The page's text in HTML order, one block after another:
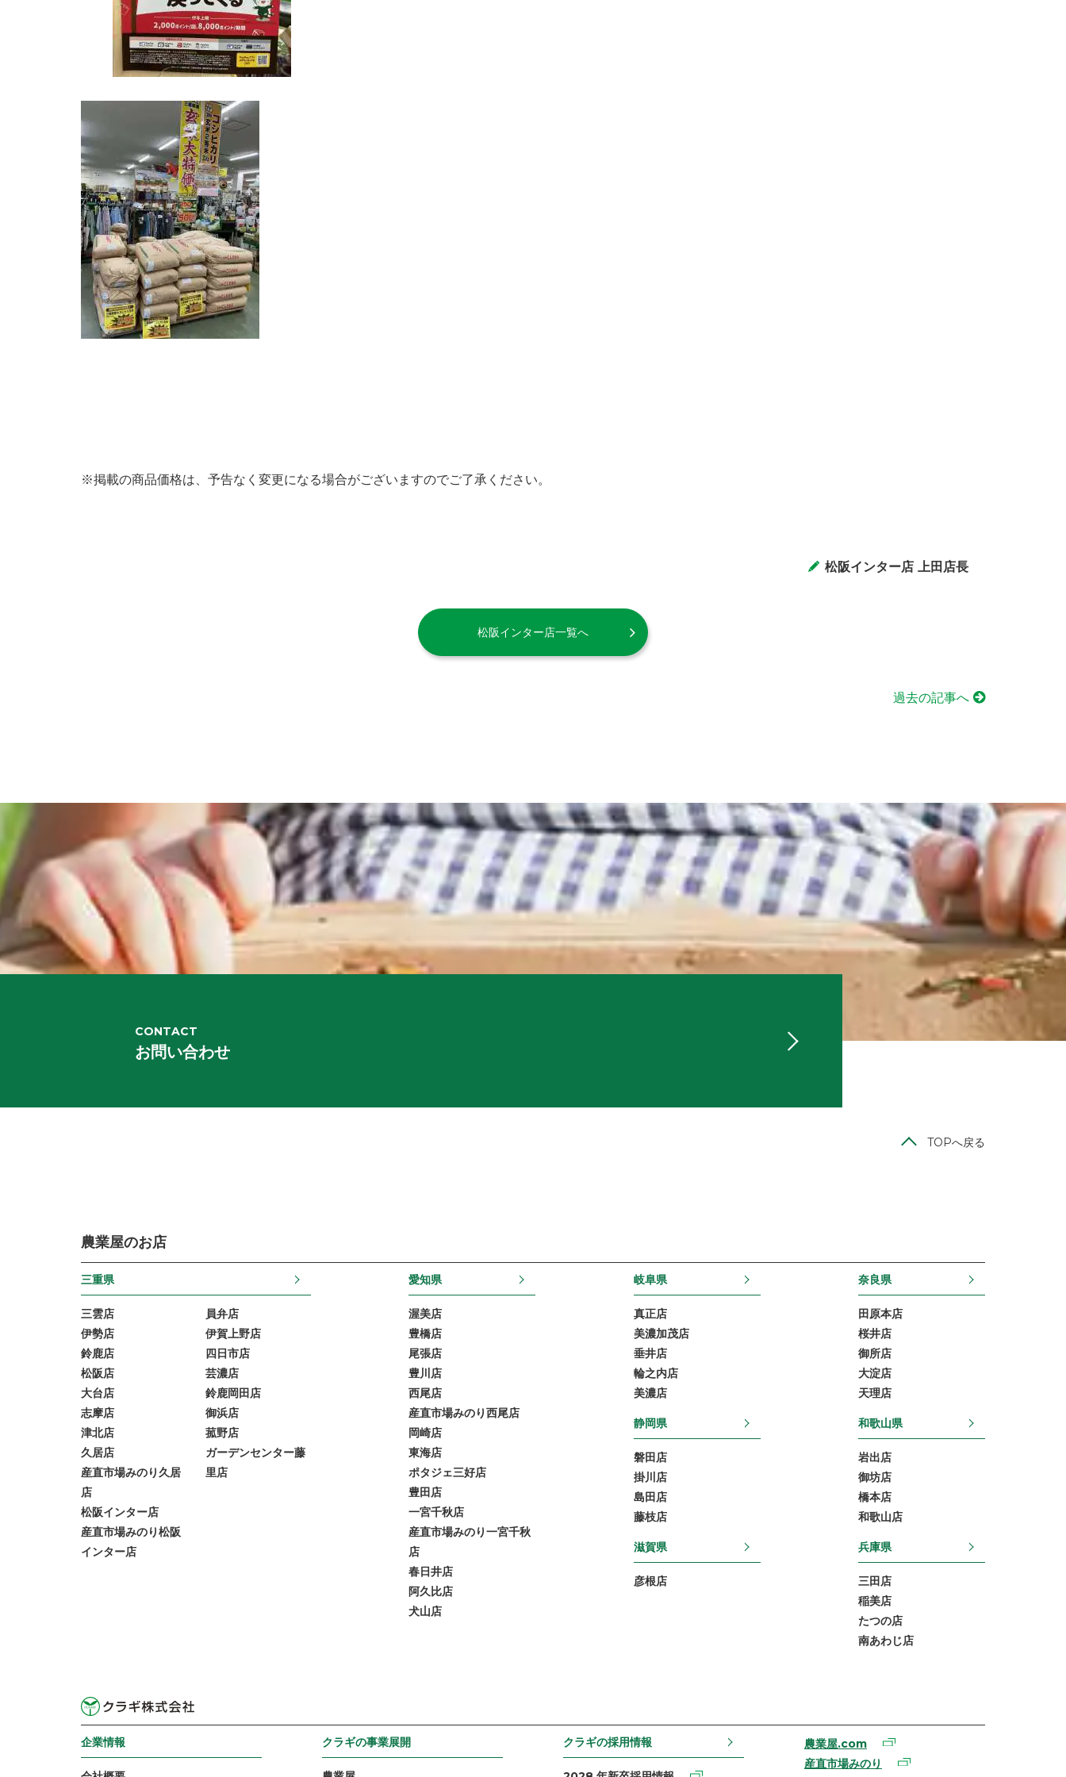
※掲載の商品価格は、予告なく変更になる場合がございますのでご了承ください。
松阪インター店 上田店長
松阪インター店一覧へ
過去の記事へ
CONTACT
お問い合わせ
TOPへ戻る
農業屋のお店
三重県
三雲店
伊勢店
鈴鹿店
松阪店
大台店
志摩店
津北店
久居店
産直市場みのり久居
店
松阪インター店
産直市場みのり松阪
インター店
員弁店
伊賀上野店
四日市店
芸濃店
鈴鹿岡田店
御浜店
菰野店
ガーデンセンター藤
里店
愛知県
渥美店
豊橋店
尾張店
豊川店
西尾店
産直市場みのり西尾店
岡崎店
東海店
ポタジェ三好店
豊田店
一宮千秋店
産直市場みのり一宮千秋
店
春日井店
阿久比店
犬山店
岐阜県
真正店
美濃加茂店
垂井店
輪之内店
美濃店
静岡県
磐田店
掛川店
島田店
藤枝店
滋賀県
彦根店
奈良県
田原本店
桜井店
御所店
大淀店
天理店
和歌山県
岩出店
御坊店
橋本店
和歌山店
兵庫県
三田店
稲美店
たつの店
南あわじ店
企業情報 クラギの事業展開 クラギの採用情報
農業屋.com
産直市場みのり